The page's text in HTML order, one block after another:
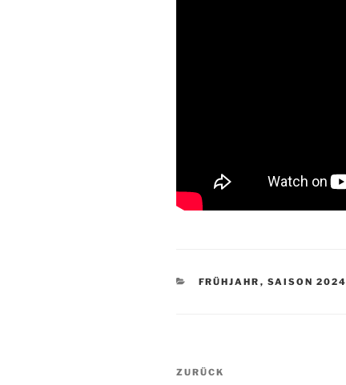
KATEGORIEN
FRÜHJAHR , SAISON 2024
Beitragsnavigation
Vorheriger
ZURÜCK